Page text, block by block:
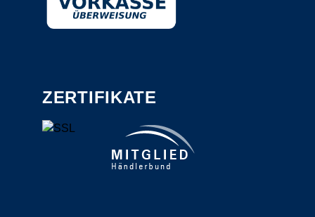
ZERTIFIKATE